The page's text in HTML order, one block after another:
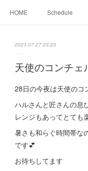
HOME Schedule
2023.07.27 23:23
天使のコンチェ
28日の今夜は天使のコ
ハルさんと匠さんの息
レンジもあってとても
暑さも和らぐ時間帯な
です💕
お待ちしてます